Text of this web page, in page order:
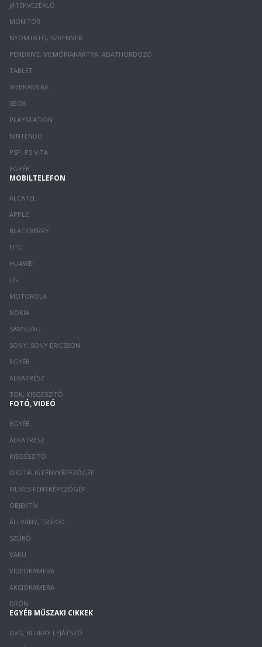
JÁTÉKVEZÉRLŐ
MONITOR
NYOMTATÓ, SZKENNER
PENDRIVE, MEMÓRIAKÁRTYA, ADATHORDOZÓ
TABLET
WEBKAMERA
XBOX
PLAYSTATION
NINTENDO
PSP, PS VITA
EGYÉB
MOBILTELEFON
ALCATEL
APPLE
BLACKBERRY
HTC
HUAWEI
LG
MOTOROLA
NOKIA
SAMSUNG
SONY, SONY ERICSSON
EGYÉB
ALKATRÉSZ
TOK, KIEGÉSZÍTŐ
FOTÓ, VIDEÓ
EGYÉB
ALKATRÉSZ
KIEGÉSZÍTŐ
DIGITÁLIS FÉNYKÉPEZŐGÉP
FILMES FÉNYKÉPEZŐGÉP
OBJEKTÍV
ÁLLVÁNY, TRIPOD
SZŰRŐ
VAKU
VIDEÓKAMERA
AKCIÓKAMERA
DRÓN
EGYÉB MŰSZAKI CIKKEK
DVD, BLURAY LEJÁTSZÓ